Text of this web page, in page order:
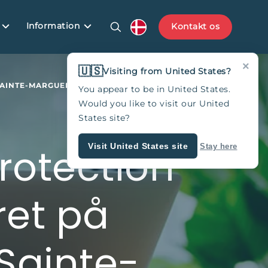
Information Kontakt os
MARGUERITE VINDMØLLEPARK
på
×
🇺🇸Visiting from United States?
You appear to be in United States.
Would you like to visit our United
States site?
Visit United States site Stay here